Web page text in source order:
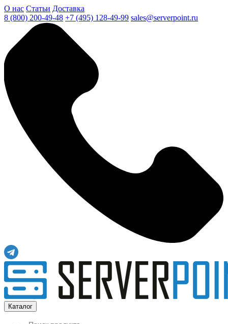
О нас Статьи Доставка
8 (800) 200-49-48 +7 (495) 128-49-99 sales@serverpoint.ru
Каталог